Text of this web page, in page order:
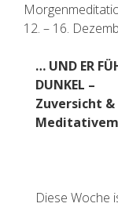
12. – 16.
… UND ER
DUNKEL –
Zuversicht
Diese Woche